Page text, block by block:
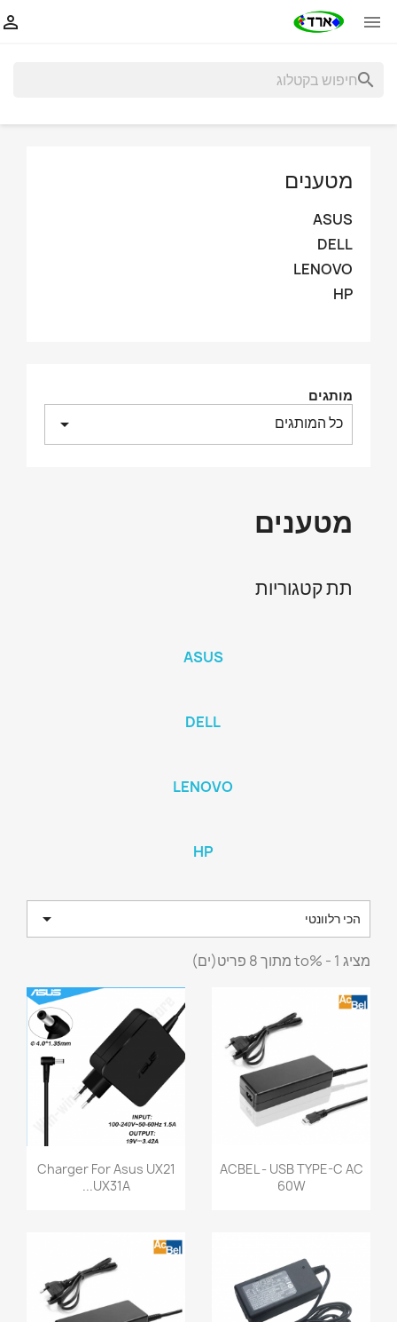


search
מטענים
ASUS
DELL
LENOVO
HP
מותגים
כל המותגים arrow_drop_down
מטענים
תת קטגוריות
ASUS
DELL
LENOVO
HP
הכי רלוונטי 
מציג 1 - %to מתוך 8 פריט(ים)
ACBEL - USB TYPE-C AC
60W
Charger For Asus UX21
UX31A...